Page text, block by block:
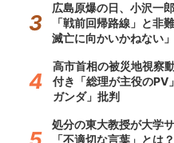
広島原爆の日、小沢一
「戦前回帰路線」と
滅亡に向かいかねない」
高市首相の被災地視察
付き「総理が主役のPV
ガンダ」批判
処分の東大教授が大学
「不適切な言葉」と